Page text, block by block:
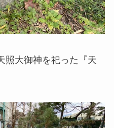
照大御神を祀った『天